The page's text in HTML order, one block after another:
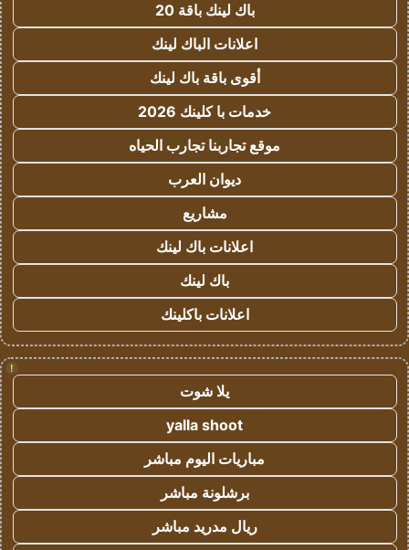
باك لينك باقة 20
اعلانات الباك لينك
أقوى باقة باك لينك
خدمات با كلينك 2026
موقع تجاربنا تجارب الحياه
ديوان العرب
مشاريع
اعلانات باك لينك
باك لينك
اعلانات باكلينك
!
يلا شوت
yalla shoot
مباريات اليوم مباشر
برشلونة مباشر
ريال مدريد مباشر